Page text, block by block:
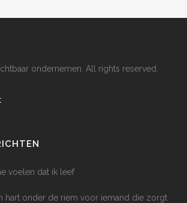
ondernemen. All rights reserved.
voelen dat ik leef
hart onder de riem voor iemand die zorgt